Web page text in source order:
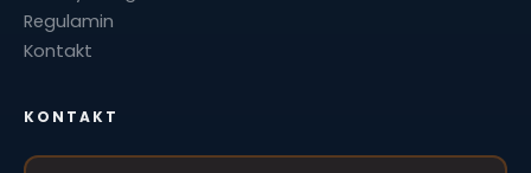
Regulamin
Kontakt
KONTAKT